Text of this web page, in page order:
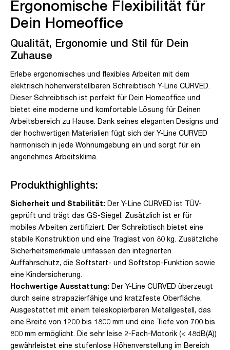
Ergonomische Flexibilität für
Dein Homeoffice
Qualität, Ergonomie und Stil für Dein
Zuhause
Erlebe ergonomisches und flexibles Arbeiten mit dem
elektrisch höhenverstellbaren Schreibtisch Y-Line CURVED.
Dieser Schreibtisch ist perfekt für Dein Homeoffice und
bietet eine moderne und komfortable Lösung für Deinen
Arbeitsbereich zu Hause. Dank seines eleganten Designs und
der hochwertigen Materialien fügt sich der Y-Line CURVED
harmonisch in jede Wohnumgebung ein und sorgt für ein
angenehmes Arbeitsklima.
Produkthighlights:
Sicherheit und Stabilität: Der Y-Line CURVED ist TÜV-
geprüft und trägt das GS-Siegel. Zusätzlich ist er für
mobiles Arbeiten zertifiziert. Der Schreibtisch bietet eine
stabile Konstruktion und eine Traglast von 80 kg. Zusätzliche
Sicherheitsmerkmale umfassen den integrierten
Auffahrschutz, die Softstart- und Softstop-Funktion sowie
eine Kindersicherung.
Hochwertige Ausstattung: Der Y-Line CURVED überzeugt
durch seine strapazierfähige und kratzfeste Oberfläche.
Ausgestattet mit einem teleskopierbaren Metallgestell, das
eine Breite von 1200 bis 1800 mm und eine Tiefe von 700 bis
800 mm ermöglicht. Die sehr leise 2-Fach-Motorik (< 48dB(A))
gewährleistet eine stufenlose Höhenverstellung im Bereich